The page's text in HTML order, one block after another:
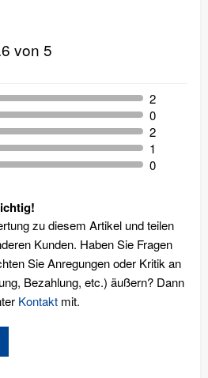
von 5
2
0
2
1
0
zu diesem Artikel und teilen
Kunden. Haben Sie Fragen
Sie Anregungen oder Kritik an
Bezahlung, etc.) äußern? Dann
Kontakt mit.